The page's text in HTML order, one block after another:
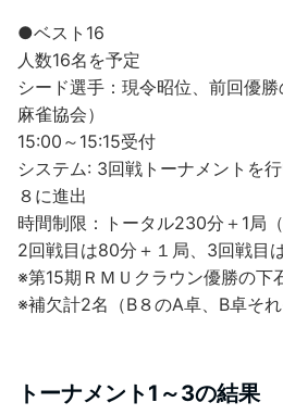
●ベスト16
人数16名を予定
シード選手：現令昭位、前回優
麻雀協会）
15:00～15:15受付
システム: 3回戦トーナメントを
８に進出
時間制限：トータル230分＋1局
2回戦目は80分＋１局、3回戦目
※第15期ＲＭＵクラウン優勝の下
※補欠計2名（B８のA卓、B卓それ
トーナメント1～3の結果